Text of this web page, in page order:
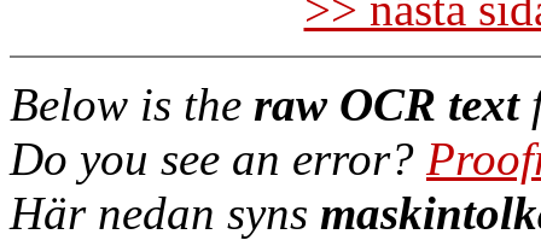
Below is the raw OCR text
Do you see an error?
Här nedan syns